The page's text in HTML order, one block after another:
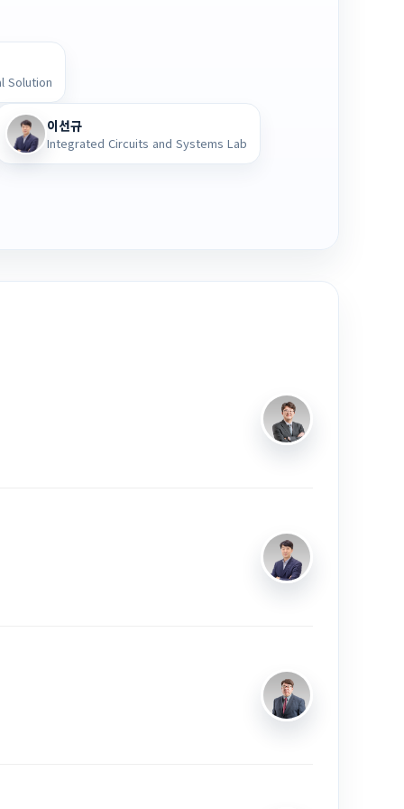
Solution
이선규
Integrated Circuits and Systems Lab